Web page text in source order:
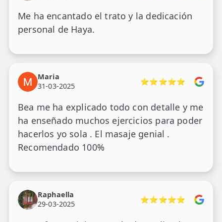
Me ha encantado el trato y la dedicación
personal de Haya.
Maria
31-03-2025
⭐⭐⭐⭐⭐
Bea me ha explicado todo con detalle y me
ha enseñado muchos ejercicios para poder
hacerlos yo sola . El masaje genial .
Recomendado 100%
Raphaella
29-03-2025
⭐⭐⭐⭐⭐